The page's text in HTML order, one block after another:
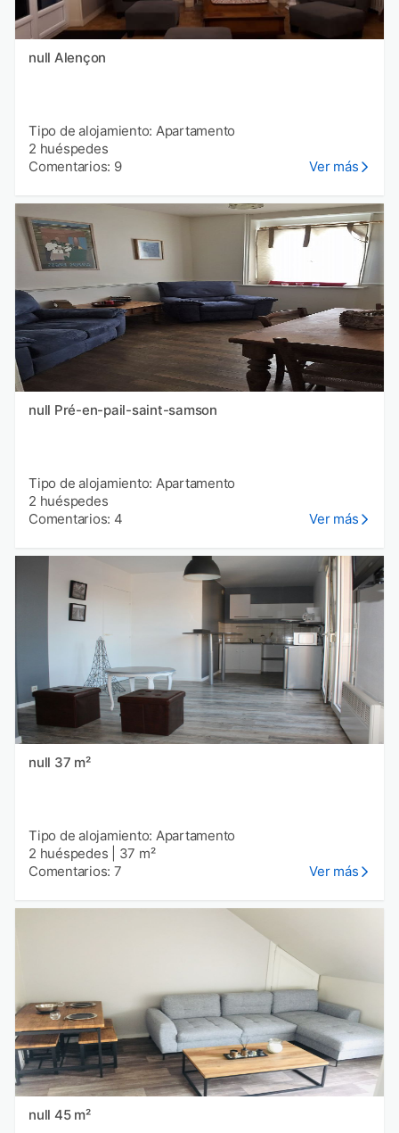
null Alençon
Tipo de alojamiento: Apartamento
2 huéspedes
Comentarios: 9
Ver más
null Pré-en-pail-saint-samson
Tipo de alojamiento: Apartamento
2 huéspedes
Comentarios: 4
Ver más
null 37 m²
Tipo de alojamiento: Apartamento
2 huéspedes
37 m²
Comentarios: 7
Ver más
null 45 m²